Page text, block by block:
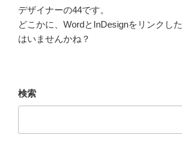
デザイナーの44です。
どこかに、WordとInDesignをリンクし
はいませんかね？
検索